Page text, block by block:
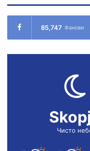
85,747 Фанови
Чисто